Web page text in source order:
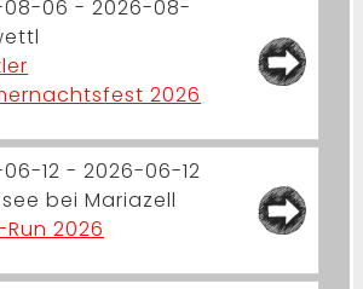
08-06 - 2026-08-
2026
12 - 2026-06-12
bei Mariazell
2026